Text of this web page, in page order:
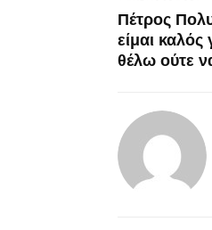
Πέτρος
είμαι
θέλω ούτε